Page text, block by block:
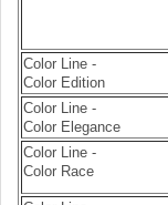
Color Line -
Color Edition
Color Line -
Color Elegance
Color Line -
Color Race